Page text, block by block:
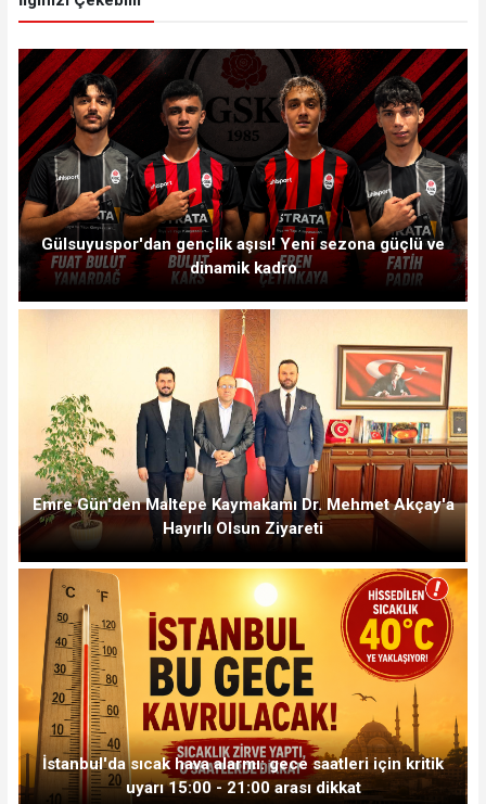
Gülsuyuspor'dan gençlik aşısı! Yeni sezona güçlü ve
dinamik kadro
Emre Gün'den Maltepe Kaymakamı Dr. Mehmet Akçay'a
Hayırlı Olsun Ziyareti
İstanbul'da sıcak hava alarmı: gece saatleri için kritik
uyarı 15:00 - 21:00 arası dikkat